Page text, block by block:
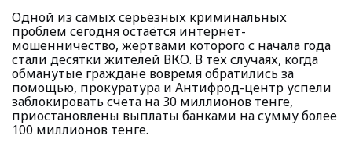
Одной из самых серьёзных криминальных
проблем сегодня остаётся интернет-
мошенничество, жертвами которого с начала года
стали десятки жителей ВКО. В тех случаях, когда
обманутые граждане вовремя обратились за
помощью, прокуратура и Антифрод-центр успели
заблокировать счета на 30 миллионов тенге,
приостановлены выплаты банками на сумму более
100 миллионов тенге.